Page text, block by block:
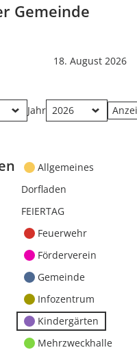
Gemeinde
18. August 2026
Jahr
Allgemeines
Dorfladen
FEIERTAG
Feuerwehr
Förderverein
Gemeinde
Infozentrum
Kindergärten
Mehrzweckhalle